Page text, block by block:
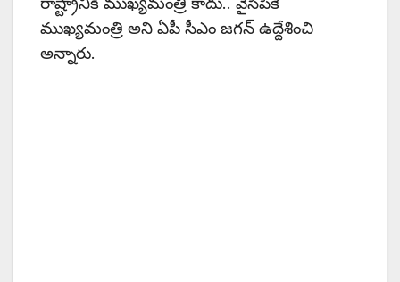
ముఖ్యమంత్రి అని ఏపీ సీఎం జగన్ ఉద్దేశించి
అన్నారు.